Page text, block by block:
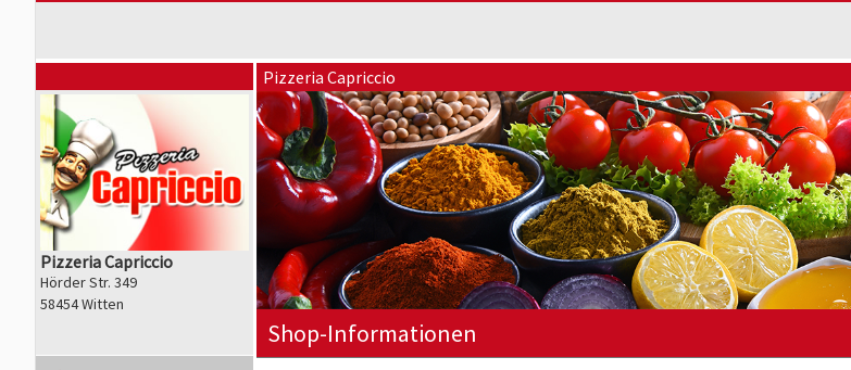
Pizzeria Capriccio
Hörder Str. 349
58454 Witten
Pizzeria Capriccio
Shop-Informationen